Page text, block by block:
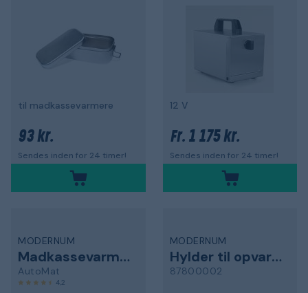
til madkassevarmere
93 kr.
Sendes inden for 24 timer!
12 V
Fr. 1 175 kr.
Sendes inden for 24 timer!
MODERNUM
Madkassevarmer
AutoMat
4,2
MODERNUM
Hylder til opvarmning af kabinen
87800002